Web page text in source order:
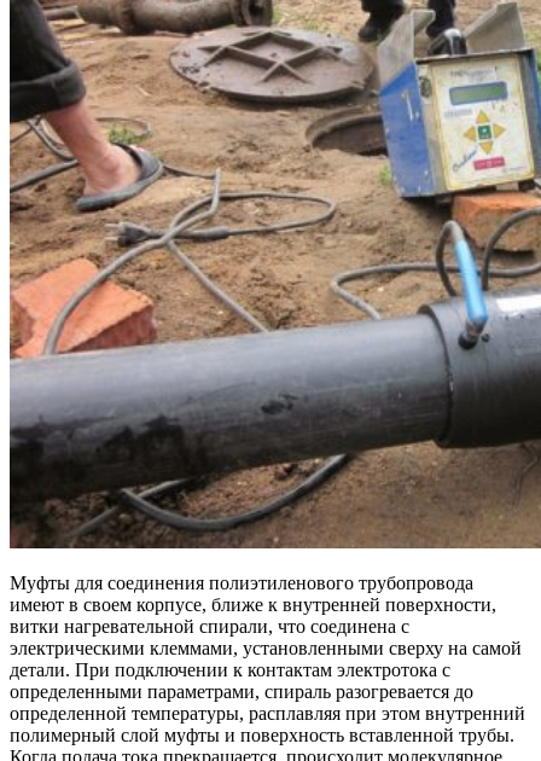
Муфты для соединения полиэтиленового трубопровода
имеют в своем корпусе, ближе к внутренней поверхности,
витки нагревательной спирали, что соединена с
электрическими клеммами, установленными сверху на самой
детали. При подключении к контактам электротока с
определенными параметрами, спираль разогревается до
определенной температуры, расплавляя при этом внутренний
полимерный слой муфты и поверхность вставленной трубы.